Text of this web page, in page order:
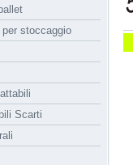
stoccaggio
Scarti